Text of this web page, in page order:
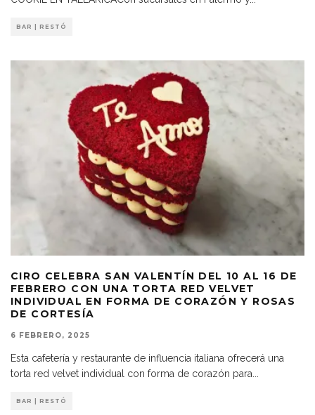
BAR | RESTÓ
CIRO CELEBRA SAN VALENTÍN DEL 10 AL 16 DE
FEBRERO CON UNA TORTA RED VELVET
INDIVIDUAL EN FORMA DE CORAZÓN Y ROSAS
DE CORTESÍA
6 FEBRERO, 2025
Esta cafetería y restaurante de influencia italiana ofrecerá una
torta red velvet individual con forma de corazón para...
BAR | RESTÓ